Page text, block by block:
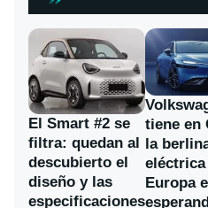
El Smart #2 se
filtra: quedan al
descubierto el
diseño y las
especificaciones
tiene en
la
eléctrica
Europa